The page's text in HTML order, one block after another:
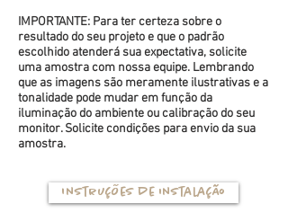
IMPORTANTE: Para ter certeza sobre o
resultado do seu projeto e que o padrão
escolhido atenderá sua expectativa, solicite
uma amostra com nossa equipe. Lembrando
que as imagens são meramente ilustrativas e a
tonalidade pode mudar em função da
iluminação do ambiente ou calibração do seu
monitor. Solicite condições para envio da sua
amostra.
Instruções de instalação